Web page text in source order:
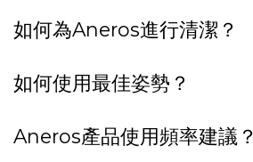
如何為Aneros進行清潔？
如何使用最佳姿勢？
Aneros產品使用頻率建議？